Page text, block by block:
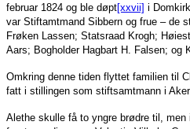
februar 1824 og ble døpt[xxvii] i
var Stiftamtmand Sibbern og frue – de
Frøken Lassen; Statsraad Krogh;
Aars; Bogholder Hagbart H. Falsen; og
Omkring denne tiden flyttet familien til
fatt i stillingen som stiftsamtmann i
Alethe skulle få to yngre brødre til,